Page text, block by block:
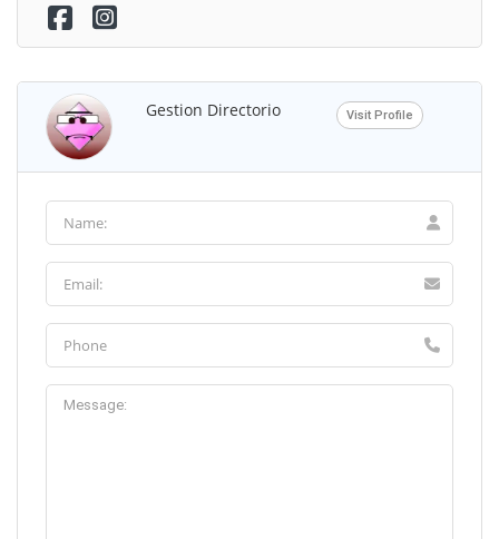
Gestion Directorio Visit Profile